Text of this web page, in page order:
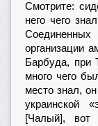
Смотрите:
него чего
организации
Барбуда, при
много чего
место знал,
украинской
[Чалый], вот